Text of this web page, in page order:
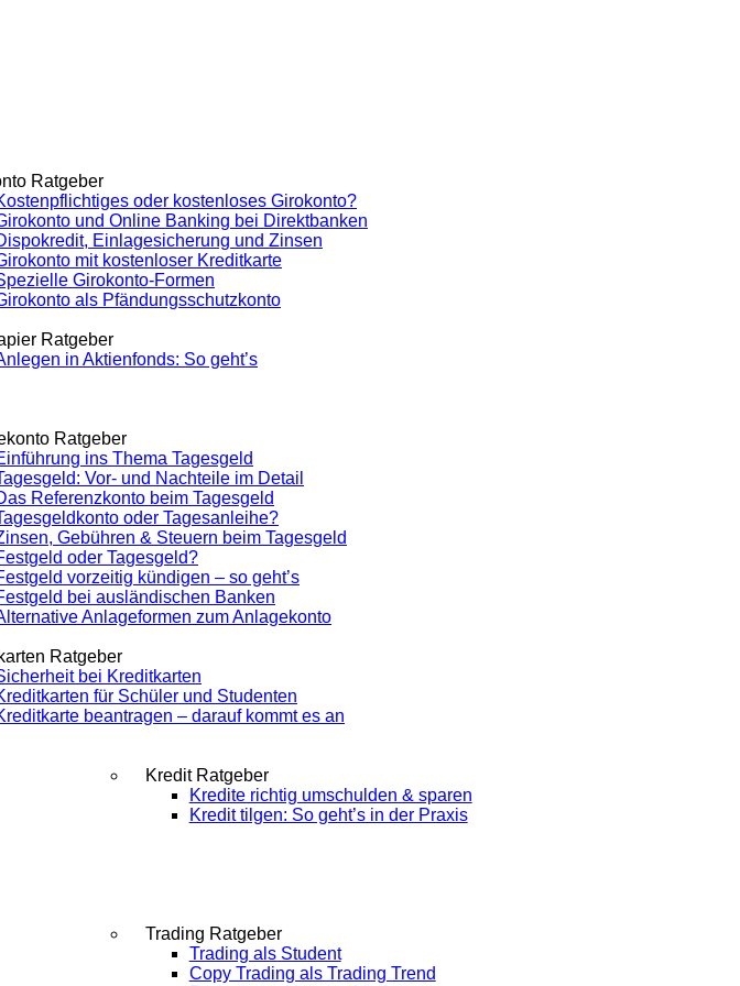
Ratgeber
oder kostenloses Girokonto?
und Online Banking bei Direktbanken
Einlagesicherung und Zinsen
mit kostenloser Kreditkarte
Girokonto-Formen
als Pfändungsschutzkonto
Ratgeber
in Aktienfonds: So geht’s
Ratgeber
ins Thema Tagesgeld
Vor- und Nachteile im Detail
Referenzkonto beim Tagesgeld
oder Tagesanleihe?
Gebühren & Steuern beim Tagesgeld
oder Tagesgeld?
vorzeitig kündigen – so geht’s
bei ausländischen Banken
Anlageformen zum Anlagekonto
Ratgeber
bei Kreditkarten
für Schüler und Studenten
beantragen – darauf kommt es an
Kredit Ratgeber
Kredite richtig umschulden & sparen
Kredit tilgen: So geht’s in der Praxis
Trading Ratgeber
Trading als Student
Copy Trading als Trading Trend